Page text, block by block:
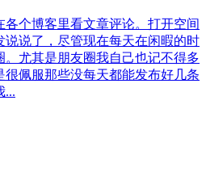
各个博客里看文章评论。打开空间
说了，尽管现在每天在闲暇的时
尤其是朋友圈我自己也记不得多
佩服那些没每天都能发布好几条
...